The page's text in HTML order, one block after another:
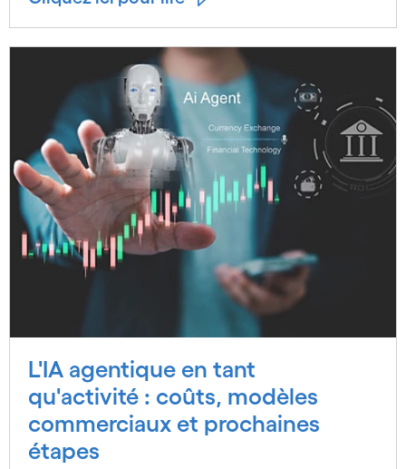
L'IA agentique en tant
qu'activité : coûts, modèles
commerciaux et prochaines
étapes